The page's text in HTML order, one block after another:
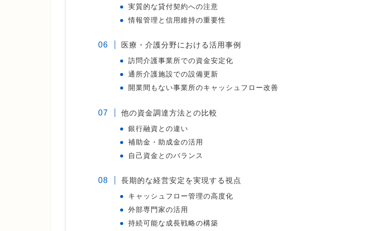
実質的な貸付契約への注意
情報管理と信用維持の重要性
医療・介護分野における活用事例
訪問介護事業所での資金安定化
通所介護施設での設備更新
開業間もない事業所のキャッシュフロー改善
他の資金調達方法との比較
銀行融資との違い
補助金・助成金の活用
自己資金とのバランス
長期的な経営安定を実現する視点
キャッシュフロー管理の高度化
外部専門家の活用
持続可能な成長戦略の構築